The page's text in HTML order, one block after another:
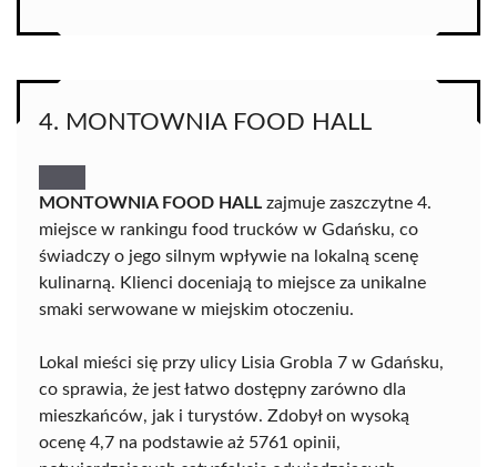
4. MONTOWNIA FOOD HALL
MONTOWNIA FOOD HALL zajmuje zaszczytne 4.
miejsce w rankingu food trucków w Gdańsku, co
świadczy o jego silnym wpływie na lokalną scenę
kulinarną. Klienci doceniają to miejsce za unikalne
smaki serwowane w miejskim otoczeniu.
Lokal mieści się przy ulicy Lisia Grobla 7 w Gdańsku,
co sprawia, że jest łatwo dostępny zarówno dla
mieszkańców, jak i turystów. Zdobył on wysoką
ocenę 4,7 na podstawie aż 5761 opinii,